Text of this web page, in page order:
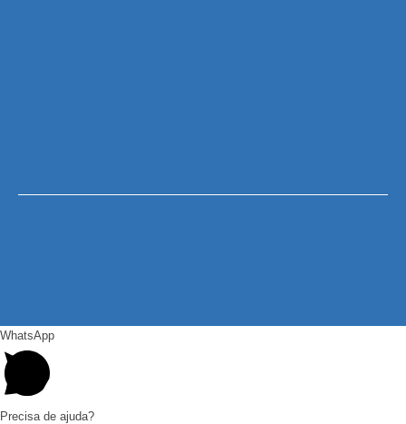
WhatsApp
Precisa de ajuda?